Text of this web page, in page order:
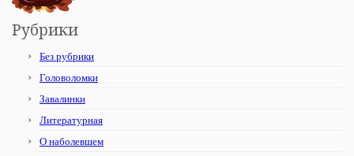
Рубрики
Без рубрики
Головоломки
Завалинки
Литературная
О наболевшем